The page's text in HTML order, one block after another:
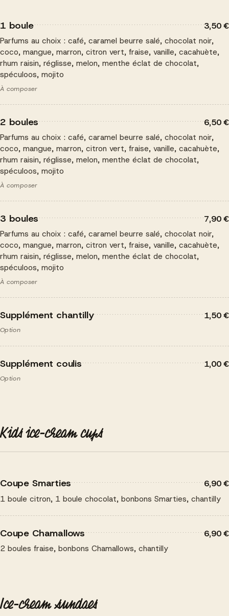
1 boule 3,50 €
Parfums au choix : café, caramel beurre salé, chocolat noir,
coco, mangue, marron, citron vert, fraise, vanille, cacahuète,
rhum raisin, réglisse, melon, menthe éclat de chocolat,
spéculoos, mojito
À composer
2 boules 6,50 €
Parfums au choix : café, caramel beurre salé, chocolat noir,
coco, mangue, marron, citron vert, fraise, vanille, cacahuète,
rhum raisin, réglisse, melon, menthe éclat de chocolat,
spéculoos, mojito
À composer
3 boules 7,90 €
Parfums au choix : café, caramel beurre salé, chocolat noir,
coco, mangue, marron, citron vert, fraise, vanille, cacahuète,
rhum raisin, réglisse, melon, menthe éclat de chocolat,
spéculoos, mojito
À composer
Supplément chantilly 1,50 €
Option
Supplément coulis 1,00 €
Option
Kids ice-cream cups
Coupe Smarties 6,90 €
1 boule citron, 1 boule chocolat, bonbons Smarties, chantilly
Coupe Chamallows 6,90 €
2 boules fraise, bonbons Chamallows, chantilly
Ice-cream sundaes